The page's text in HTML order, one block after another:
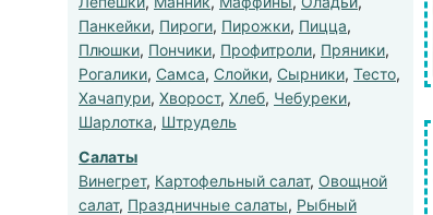
Панкейки, Пироги, Пирожки, Пицца,
Плюшки, Пончики, Профитроли, Пряники,
Рогалики, Самса, Слойки, Сырники, Тесто,
Хачапури, Хворост, Хлеб, Чебуреки,
Шарлотка, Штрудель
Салаты
Винегрет, Картофельный салат, Овощной
салат, Праздничные салаты, Рыбный